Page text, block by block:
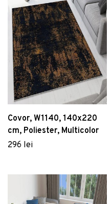
Covor, W1140, 140x220
cm, Poliester, Multicolor
296 lei